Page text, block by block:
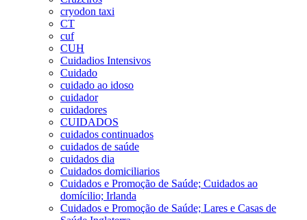
cryodon taxi
CT
cuf
CUH
Cuidadios Intensivos
Cuidado
cuidado ao idoso
cuidador
cuidadores
CUIDADOS
cuidados continuados
cuidados de saúde
cuidados dia
Cuidados domiciliarios
Cuidados e Promoção de Saúde; Cuidados ao
domícilio; Irlanda
Cuidados e Promoção de Saúde; Lares e Casas de